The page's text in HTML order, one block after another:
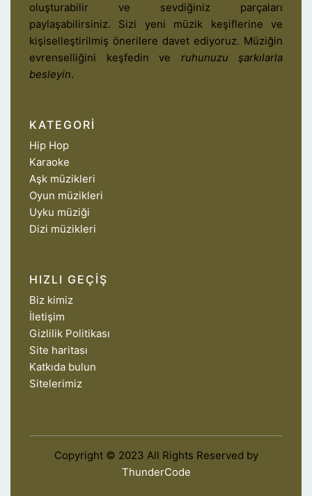
oluşturabilir ve sevdiğiniz parçaları
paylaşabilirsiniz. Sizi yeni müzik keşiflerine ve
kişiselleştirilmiş önerilere davet ediyoruz. Müziğin
evrenselliğini keşfedin ve ruhunuzu şarkılarla
besleyin.
KATEGORI
Hip Hop
Karaoke
Aşk müzikleri
Oyun müzikleri
Uyku müziği
Dizi müzikleri
HIZLI GEÇIŞ
Biz kimiz
İletişim
Gizlilik Politikası
Site haritası
Katkıda bulun
Sitelerimiz
Copyright © 2023 All Rights Reserved by
ThunderCode